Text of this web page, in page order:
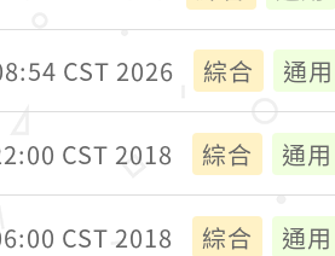
CST 2026 綜合 通用
CST 2018 綜合 通用
CST 2018 綜合 通用